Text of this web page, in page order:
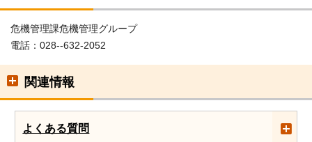
危機管理課危機管理グループ
電話：028--632-2052
関連情報
よくある質問